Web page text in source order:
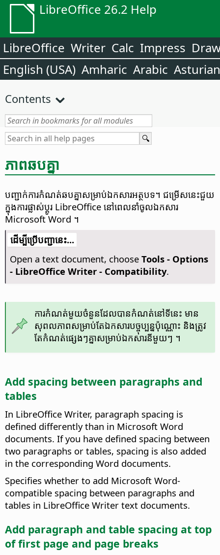
LibreOffice 26.2 Help
LibreOffice Writer Calc Impress
English (USA) Amharic Arabic Asturian
Contents
ភាព​ឆប​គ្នា
បញ្ជាក់​ការ​កំណត់​ឆបគ្នា​សម្រាប់​ឯកសារ​អត្ថបទ។ ជម្រើស​នេះ​ជួយ​
ក្នុង​ការ​ផ្លាស់ប្ដូរ LibreOffice នៅ​ពេល​នាំចូល​ឯកសារ
Microsoft Word ។
​​ដើម្បី​ប្រើ​​បញ្ជា​នេះ...
Open a text document, choose Tools - Options
- LibreOffice Writer - Compatibility.
ការ​កំណត់​មួយ​ចំនួន​​ដែល​បាន​កំណត់​នៅ​ទី​នេះ មាន​
សុពលភាព​សម្រាប់​តែ​ឯកសារ​បច្ចុប្បន្ន​ប៉ុណ្ណោះ និង​ត្រូវ​
តែ​កំណត់​ផ្សេង​ៗ​គ្នា​សម្រាប់​ឯកសារ​នីមួយៗ ។
Add spacing between paragraphs and
tables
In LibreOffice Writer, paragraph spacing is
defined differently than in Microsoft Word
documents. If you have defined spacing between
two paragraphs or tables, spacing is also added
in the corresponding Word documents.
Specifies whether to add Microsoft Word-
compatible spacing between paragraphs and
tables in LibreOffice Writer text documents.
Add paragraph and table spacing at top
of first page and page breaks